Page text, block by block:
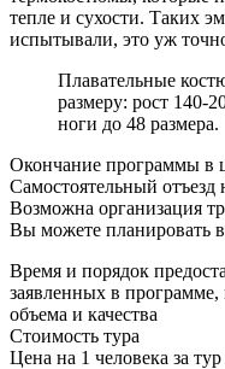
тепле и сухости. Таких
испытывали, это уж
Плавательные
размеру: рост 140-
ноги до 48 размера.
Окончание программы в
Самостоятельный отъезд
Возможна организация
Вы можете планировать
Время и порядок
заявленных в
объема и качества
Стоимость тура
Цена на 1 человека за